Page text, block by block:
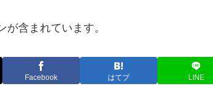
含まれています。
Facebook はてブ LINE